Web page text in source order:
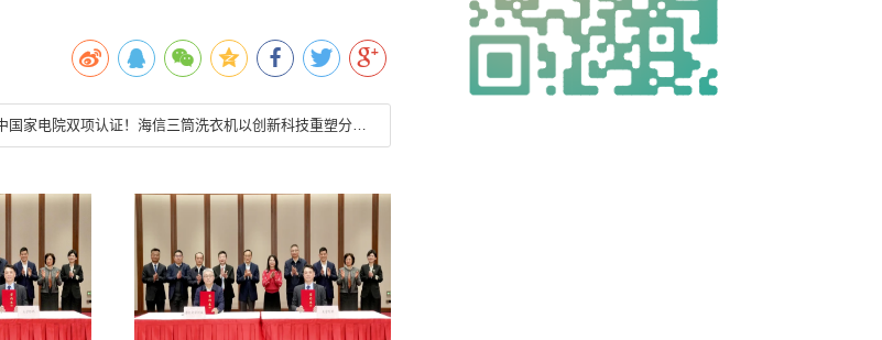
获中国家电院双项认证！海信三筒洗衣机以创新科技重塑分区洗护标杆